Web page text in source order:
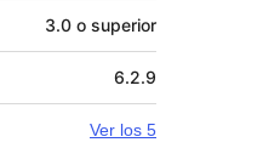
3.0 o superior
6.2.9
Ver los 5